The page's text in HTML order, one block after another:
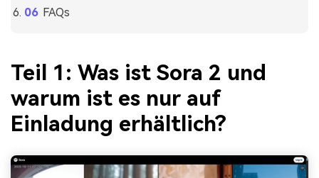
FAQs
Teil 1: Was ist Sora 2 und
warum ist es nur auf
Einladung erhältlich?